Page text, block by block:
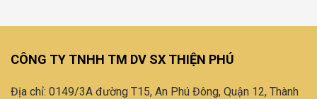
CÔNG TY TNHH TM DV SX THIỆN PHÚ
Địa chỉ: 0149/3A đường T15, An Phú Đông, Quận 12, Thành